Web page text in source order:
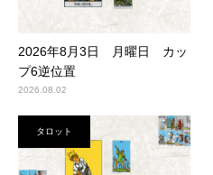
2026年8月3日 月曜日 カッ
プ6逆位置
2026.08.02
タロット